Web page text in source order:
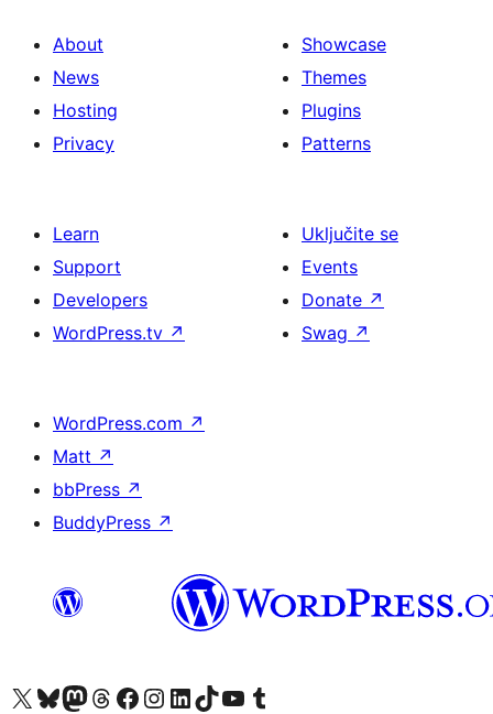
About
News
Hosting
Privacy
Showcase
Themes
Plugins
Patterns
Learn
Support
Developers
WordPress.tv ↗
Uključite se
Events
Donate ↗
Swag ↗
WordPress.com ↗
Matt ↗
bbPress ↗
BuddyPress ↗
Visit our X (formerly Twitter) account
Visit our Bluesky account
Visit our Mastodon account
Visit our Threads account
Visit our Facebook page
Visit our Instagram account
Visit our LinkedIn account
Visit our TikTok account
Visit our YouTube channel
Visit our Tumblr account